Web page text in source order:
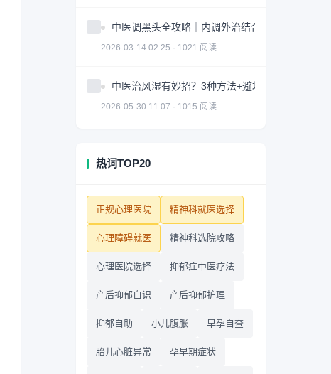
中医调黑头全攻略｜内调外治结合改善皮肤问题
2026-03-14 02:25 · 1021 阅读
中医治风湿有妙招？3种方法+避坑指南助你科学
2026-05-30 11:07 · 1015 阅读
热词TOP20
正规心理医院 精神科就医选择
心理障碍就医 精神科选院攻略
心理医院选择 抑郁症中医疗法
产后抑郁自识 产后抑郁护理
抑郁自助 小儿腹胀 早孕自查
胎儿心脏异常 孕早期症状